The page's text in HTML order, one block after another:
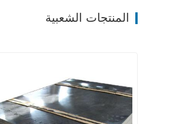
المنتجات الشعبية